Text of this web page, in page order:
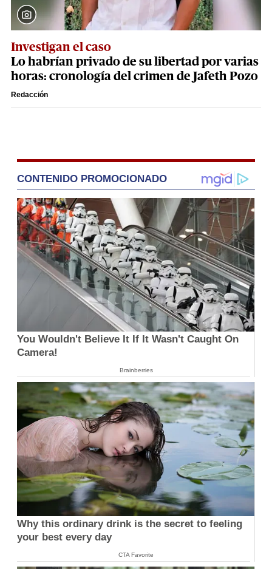
Investigan el caso
Lo habrían privado de su libertad por varias
horas: cronología del crimen de Jafeth Pozo
Redacción
CONTENIDO PROMOCIONADO
You Wouldn't Believe It If It Wasn't Caught On
Camera!
Brainberries
Why this ordinary drink is the secret to feeling
your best every day
CTA Favorite